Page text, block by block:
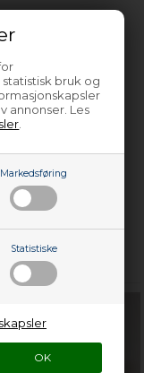
bruk og
annonser. Les
Markedsføring
Statistiske